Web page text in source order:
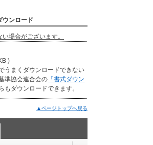
ウンロード
場合がございます。
)
うまくダウンロードできない
準協会連合会の 「書式ダウン
もダウンロードできます。
▲ページトップへ戻る